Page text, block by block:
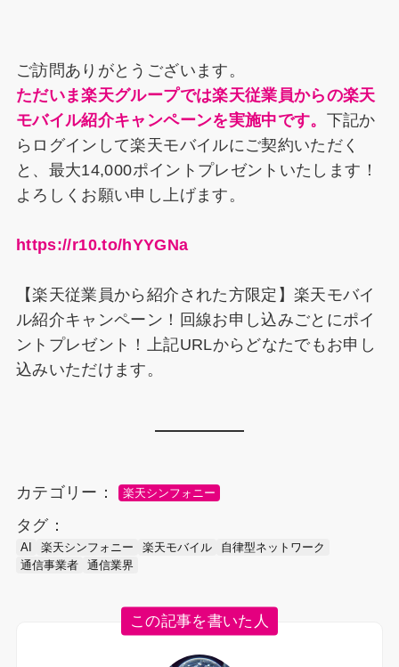
o
o
k
s
n
y
ご訪問ありがとうございます。
ただいま楽天グループでは楽天従業員からの楽天
モバイル紹介キャンペーンを実施中です。 下記か
らログインして楽天モバイルにご契約いただく
と、最大14,000ポイントプレゼントいたします！
よろしくお願い申し上げます。
https://r10.to/hYYGNa
【楽天従業員から紹介された方限定】楽天モバイ
ル紹介キャンペーン！回線お申し込みごとにポイ
ントプレゼント！上記URLからどなたでもお申し
込みいただけます。
カテゴリー： 楽天シンフォニー
タグ：
AI 楽天シンフォニー 楽天モバイル
自律型ネットワーク
通信事業者
通信業界
この記事を書いた人